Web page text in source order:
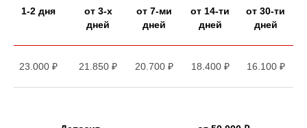
1-2 дня
от 3-х
дней
от 7-ми
дней
от 14-ти
дней
от 30-ти
дней
23.000 ₽ 21.850 ₽ 20.700 ₽ 18.400 ₽ 16.100 ₽